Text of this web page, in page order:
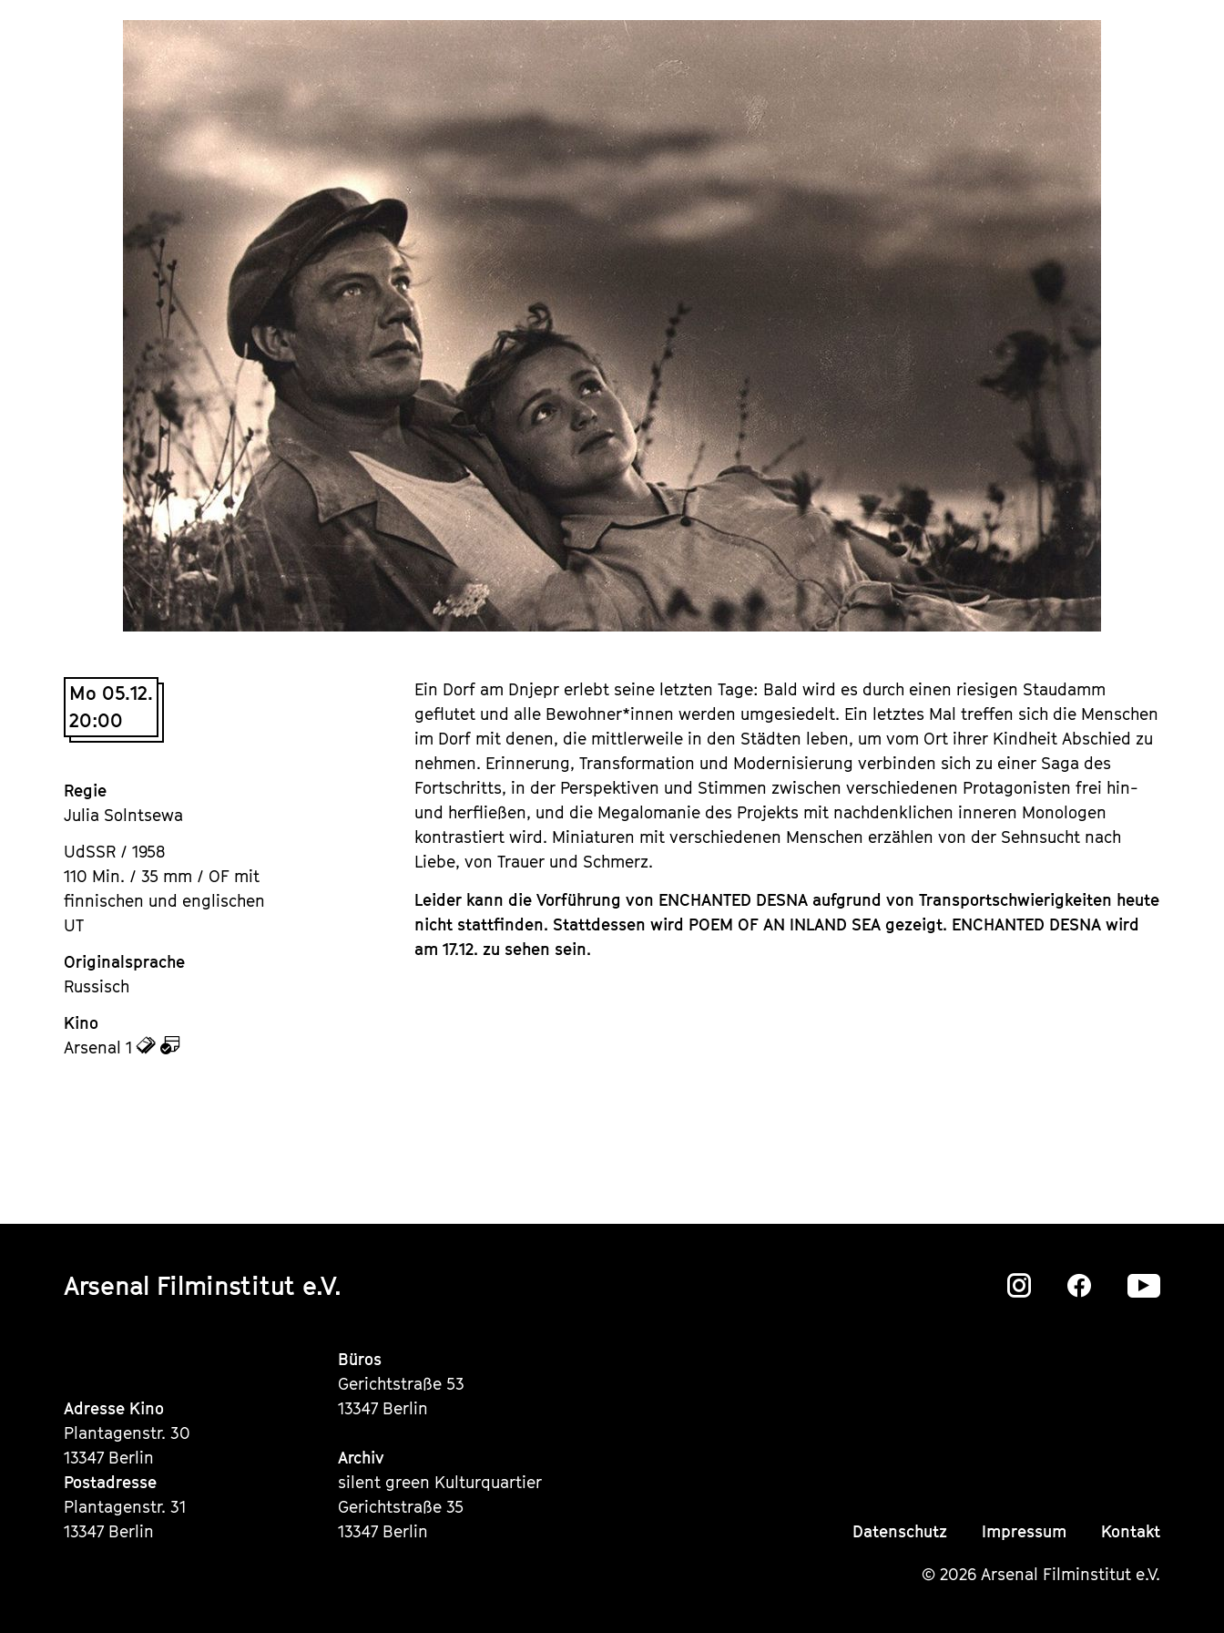
Mo 05.12.
20:00
Regie
Julia Solntsewa
UdSSR / 1958
110 Min. / 35 mm / OF mit
finnischen und englischen
UT
Originalsprache
Russisch
Kino
Arsenal 1
zu
Ein Dorf am Dnjepr erlebt ­seine letzten Tage: Bald wird es durch einen riesigen Staudamm
geflutet und alle Bewohner*innen werden umgesiedelt. Ein letztes Mal treffen sich die Menschen
im Dorf mit denen, die mittlerweile in den Städten leben, um vom Ort ihrer Kindheit Abschied zu
nehmen. Erinnerung, Transformation und Modernisierung verbinden sich zu einer Saga des
Fortschritts, in der Perspektiven und Stimmen zwischen verschiedenen Protagonisten frei hin-
und herfließen, und die Megalomanie des Projekts mit nachdenklichen inneren Monologen
kontrastiert wird. Miniaturen mit verschiedenen Menschen erzählen von der Sehnsucht nach
Liebe, von Trauer und Schmerz.
Leider kann die Vorführung von ENCHANTED DESNA aufgrund von Transportschwierigkeiten heute
nicht stattfinden. Stattdessen wird POEM OF AN INLAND SEA gezeigt. ENCHANTED DESNA wird
am 17.12. zu sehen sein.
Arsenal Filminstitut e.V.
Zu
Zu
Zu
Adresse Kino
Plantagenstr. 30
13347 Berlin
Postadresse
Plantagenstr. 31
13347 Berlin
Büros
Gerichtstraße 53
13347 Berlin
Archiv
silent green Kulturquartier
Gerichtstraße 35
13347 Berlin
Datenschutz Impressum Kontakt
© 2026 Arsenal Filminstitut e.V.